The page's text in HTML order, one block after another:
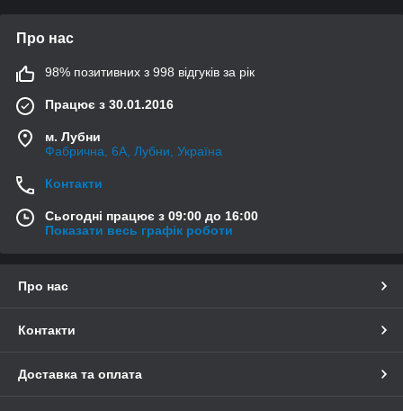
Про нас
98% позитивних з 998 відгуків за рік
Працює з 30.01.2016
м. Лубни
Фабрична, 6А, Лубни, Україна
Контакти
Сьогодні працює з 09:00 до 16:00
Показати весь графік роботи
Про нас
Контакти
Доставка та оплата